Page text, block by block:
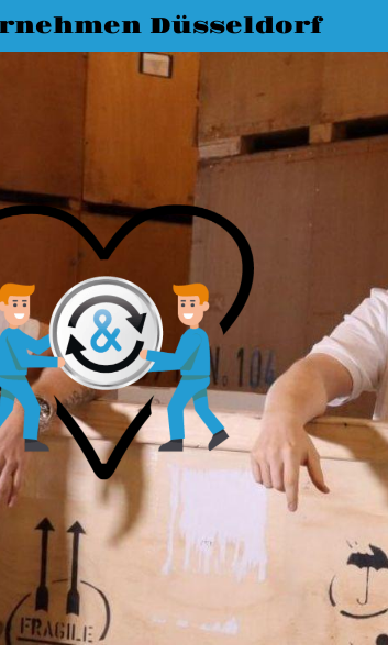
Düsseldorf